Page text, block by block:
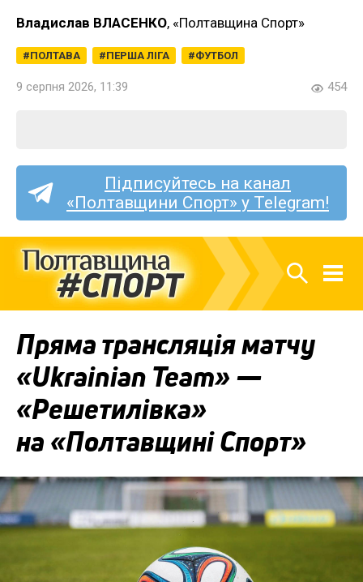
Владислав ВЛАСЕНКО, «Полтавщина Спорт»
ПОЛТАВА ПЕРША ЛІГА ФУТБОЛ
9 серпня 2026, 11:39 454
Підписуйтесь на канал
«Полтавщини Спорт» у Telegram!
Пряма трансляція матчу
«Ukrainian Team» —
«Решетилівка»
на «Полтавщині Спорт»